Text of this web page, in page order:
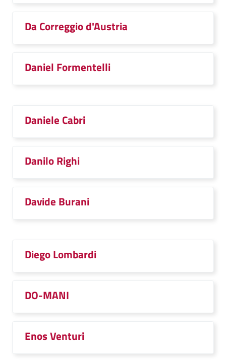
Da Correggio d'Austria
Daniel Formentelli
Daniele Cabri
Danilo Righi
Davide Burani
Diego Lombardi
DO-MANI
Enos Venturi